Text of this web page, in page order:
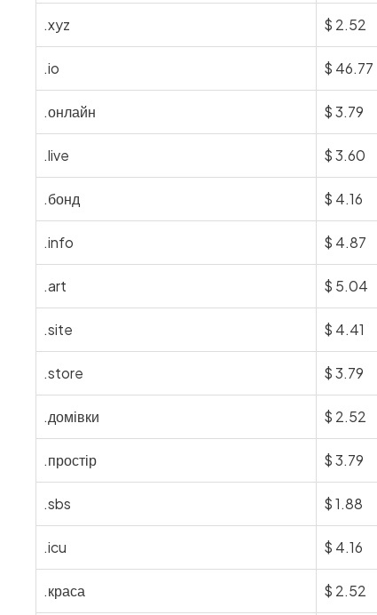
.xyz $ 2.52
.io $ 46.77
.онлайн $3.79
.live $3.60
.бонд $ 4.16
.info $ 4.87
.art $ 5.04
.site $ 4.41
.store $3.79
.домівки $ 2.52
.простір $3.79
.sbs $1.88
.icu $ 4.16
.краса $ 2.52